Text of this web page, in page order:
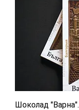
Шоколад "Варна".